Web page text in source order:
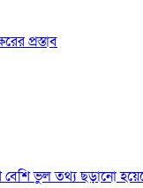
প্রস্তাব
বেশি ভুল তথ্য ছড়ানো